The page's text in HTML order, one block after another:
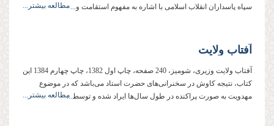
سپاه پاسداران انقلاب اسلامی با اشاره به مفهوم استقامت و...مطالعه بیشتر...
آفتاب ولایت‏
آفتاب ولایت‏ وزیری، شومیز، 240 صفحه، چاپ اول 1382، چاپ چهارم 1384 این
کتاب، نتیجه کاوش در سخنرانی‌های حضرت استاد می‌باشد که در موضوع
مهدویت به صورت پراکنده در طول سال‌ها ایراد شده و توسط...مطالعه بیشتر...